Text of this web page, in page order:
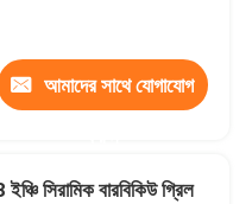
আমাদের সাথে যোগাযোগ
সিরামিক বারবিকিউ গ্রিল